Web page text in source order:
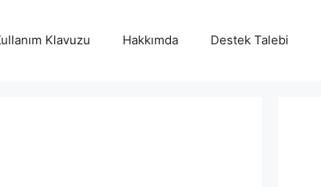
Klavuzu Hakkımda Destek Talebi